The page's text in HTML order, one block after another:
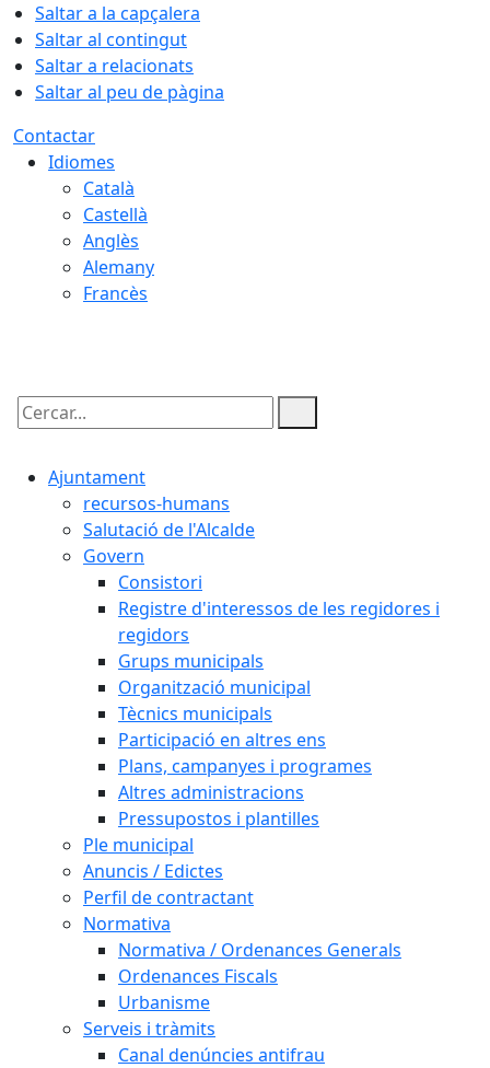
Saltar a la capçalera
Saltar al contingut
Saltar a relacionats
Saltar al peu de pàgina
Contactar
Idiomes
Català
Castellà
Anglès
Alemany
Francès
Cercar:
Ajuntament
recursos-humans
Salutació de l'Alcalde
Govern
Consistori
Registre d'interessos de les regidores i
regidors
Grups municipals
Organització municipal
Tècnics municipals
Participació en altres ens
Plans, campanyes i programes
Altres administracions
Pressupostos i plantilles
Ple municipal
Anuncis / Edictes
Perfil de contractant
Normativa
Normativa / Ordenances Generals
Ordenances Fiscals
Urbanisme
Serveis i tràmits
Canal denúncies antifrau